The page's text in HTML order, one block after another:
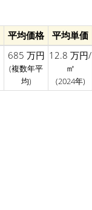
平均価格 平均単価
685 万円
(複数年平
均)
12.8 万円/
㎡
(2024年)